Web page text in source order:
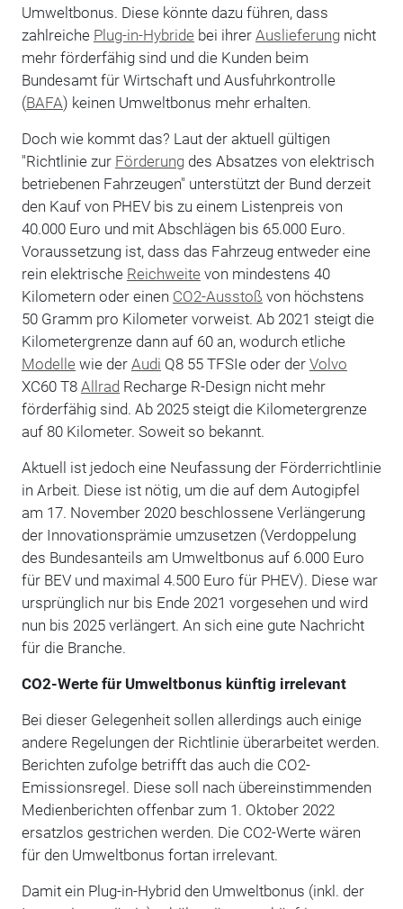
Umweltbonus. Diese könnte dazu führen, dass
zahlreiche Plug-in-Hybride bei ihrer Auslieferungnicht
mehr förderfähig sind und die Kunden beim
Bundesamt für Wirtschaft und Ausfuhrkontrolle
(BAFA) keinen Umweltbonus mehr erhalten.
Doch wie kommt das? Laut der aktuell gültigen
"Richtlinie zur Förderungdes Absatzes von elektrisch
betriebenen Fahrzeugen" unterstützt der Bund derzeit
den Kauf von PHEV bis zu einem Listenpreis von
40.000 Euro und mit Abschlägen bis 65.000 Euro.
Voraussetzung ist, dass das Fahrzeug entweder eine
rein elektrische Reichweite von mindestens 40
Kilometern oder einen CO2-Ausstoß von höchstens
50 Gramm pro Kilometer vorweist. Ab 2021 steigt die
Kilometergrenze dann auf 60 an, wodurch etliche
Modelle wie der Audi Q8 55 TFSIe oder der Volvo
XC60 T8 Allrad Recharge R-Design nicht mehr
förderfähig sind. Ab 2025 steigt die Kilometergrenze
auf 80 Kilometer. Soweit so bekannt.
Aktuell ist jedoch eine Neufassung der Förderrichtlinie
in Arbeit. Diese ist nötig, um die auf dem Autogipfel
am 17. November 2020 beschlossene Verlängerung
der Innovationsprämie umzusetzen (Verdoppelung
des Bundesanteils am Umweltbonus auf 6.000 Euro
für BEV und maximal 4.500 Euro für PHEV). Diese war
ursprünglich nur bis Ende 2021 vorgesehen und wird
nun bis 2025 verlängert. An sich eine gute Nachricht
für die Branche.
CO2-Werte für Umweltbonus künftig irrelevant
Bei dieser Gelegenheit sollen allerdings auch einige
andere Regelungen der Richtlinie überarbeitet werden.
Berichten zufolge betrifft das auch die CO2-
Emissionsregel. Diese soll nach übereinstimmenden
Medienberichten offenbar zum 1. Oktober 2022
ersatzlos gestrichen werden. Die CO2-Werte wären
für den Umweltbonus fortan irrelevant.
Damit ein Plug-in-Hybrid den Umweltbonus (inkl. der